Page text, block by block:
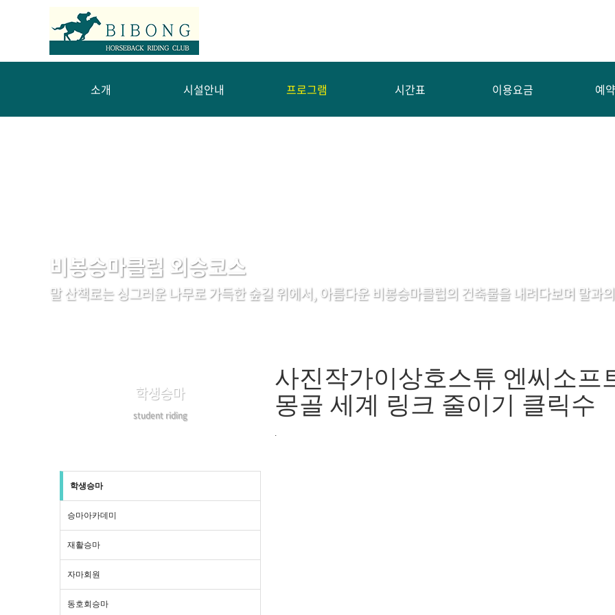
소개 시설안내 프로그램 시간표 이용요금 예
비봉승마클럽 외승코스
말 산책로는 싱그러운 나무로 가득한 숲길 위에서, 아름다운 비봉승마클럽의 건축물을 내려다보며 말과
학생승마
student riding
학생승마
승마아카데미
재활승마
자마회원
동호회승마
사진작가이상호스튜 엔씨소프
몽골 세계 링크 줄이기 클릭수
.